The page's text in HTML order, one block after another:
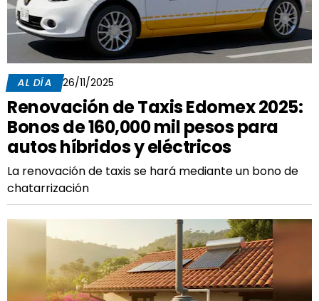
AL DÍA 26/11/2025
Renovación de Taxis Edomex 2025:
Bonos de 160,000 mil pesos para
autos híbridos y eléctricos
La renovación de taxis se hará mediante un bono de
chatarrización